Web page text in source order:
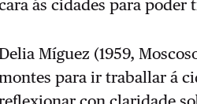
ás cidades para poder
Míguez (1959,
para ir traballar á